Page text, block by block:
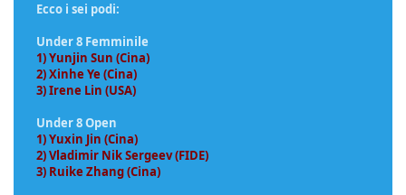
Ecco i sei podi:
Under 8 Femminile
1) Yunjin Sun (Cina)
2) Xinhe Ye (Cina)
3) Irene Lin (USA)
Under 8 Open
1) Yuxin Jin (Cina)
2) Vladimir Nik Sergeev (FIDE)
3) Ruike Zhang (Cina)